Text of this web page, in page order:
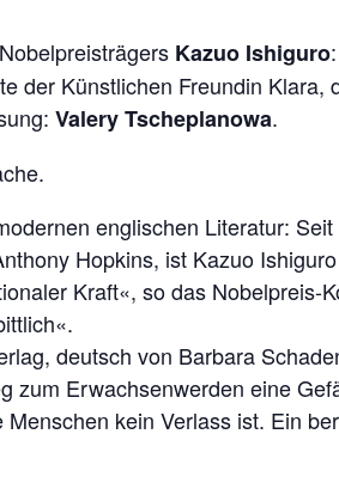
Kazuo Ishiguro:
der Künstlichen Freundin
Valery Tscheplanowa.
englischen Literatur:
Hopkins, ist Kazuo
Kraft«, so das Nobelpreis-
deutsch von Barbara
zum Erwachsenwerden eine
kein Verlass ist. Ein